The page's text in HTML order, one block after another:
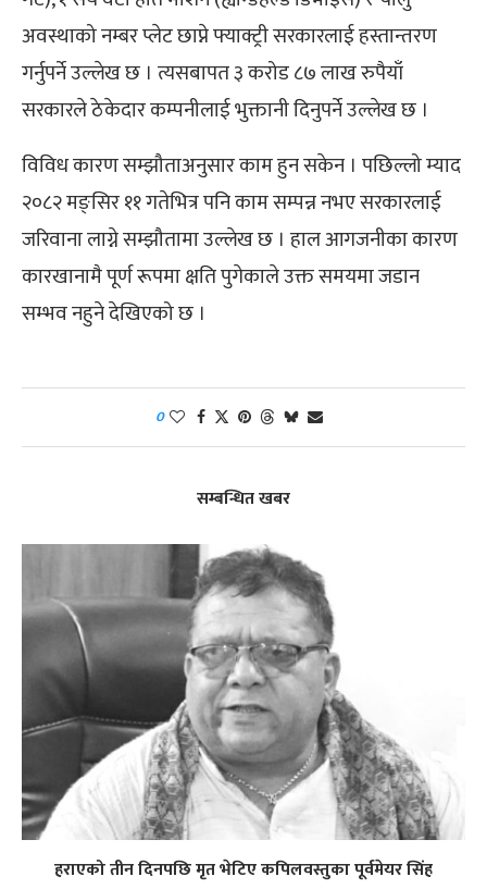
अवस्थाको नम्बर प्लेट छाप्ने फ्याक्ट्री सरकारलाई हस्तान्तरण
गर्नुपर्ने उल्लेख छ । त्यसबापत ३ करोड ८७ लाख रुपैयाँ
सरकारले ठेकेदार कम्पनीलाई भुक्तानी दिनुपर्ने उल्लेख छ ।
विविध कारण सम्झौताअनुसार काम हुन सकेन । पछिल्लो म्याद
२०८२ मङ्सिर ११ गतेभित्र पनि काम सम्पन्न नभए सरकारलाई
जरिवाना लाग्ने सम्झौतामा उल्लेख छ । हाल आगजनीका कारण
कारखानामै पूर्ण रूपमा क्षति पुगेकाले उक्त समयमा जडान
सम्भव नहुने देखिएको छ ।
0
सम्बन्धित खबर
हराएको तीन दिनपछि मृत भेटिए कपिलवस्तुका पूर्वमेयर सिंह